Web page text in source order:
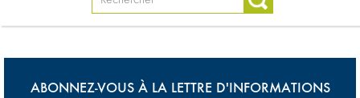
ABONNEZ-VOUS À LA LETTRE D'INFORMATIONS